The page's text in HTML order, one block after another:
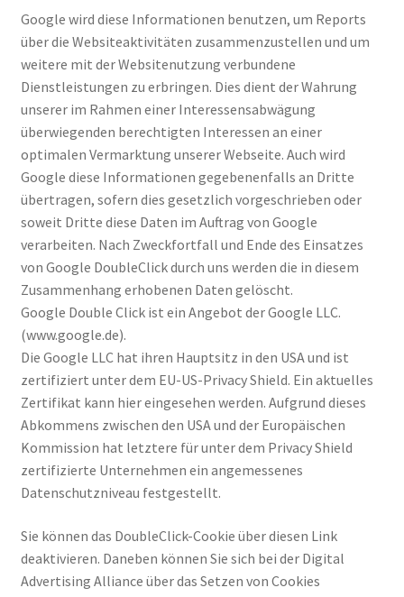
Google wird diese Informationen benutzen, um Reports
über die Websiteaktivitäten zusammenzustellen und um
weitere mit der Websitenutzung verbundene
Dienstleistungen zu erbringen. Dies dient der Wahrung
unserer im Rahmen einer Interessensabwägung
überwiegenden berechtigten Interessen an einer
optimalen Vermarktung unserer Webseite. Auch wird
Google diese Informationen gegebenenfalls an Dritte
übertragen, sofern dies gesetzlich vorgeschrieben oder
soweit Dritte diese Daten im Auftrag von Google
verarbeiten. Nach Zweckfortfall und Ende des Einsatzes
von Google DoubleClick durch uns werden die in diesem
Zusammenhang erhobenen Daten gelöscht.
Google Double Click ist ein Angebot der Google LLC.
(www.google.de).
Die Google LLC hat ihren Hauptsitz in den USA und ist
zertifiziert unter dem EU-US-Privacy Shield. Ein aktuelles
Zertifikat kann hier eingesehen werden. Aufgrund dieses
Abkommens zwischen den USA und der Europäischen
Kommission hat letztere für unter dem Privacy Shield
zertifizierte Unternehmen ein angemessenes
Datenschutzniveau festgestellt.
Sie können das DoubleClick-Cookie über diesen Link
deaktivieren. Daneben können Sie sich bei der Digital
Advertising Alliance über das Setzen von Cookies